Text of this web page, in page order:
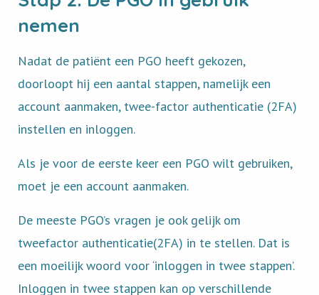
nemen
Nadat de patiënt een PGO heeft gekozen,
doorloopt hij een aantal stappen, namelijk een
account aanmaken, twee-factor authenticatie (2FA)
instellen en inloggen.
Als je voor de eerste keer een PGO wilt gebruiken,
moet je een account aanmaken.
De meeste PGO’s vragen je ook gelijk om
tweefactor authenticatie(2FA) in te stellen. Dat is
een moeilijk woord voor ‘inloggen in twee stappen’.
Inloggen in twee stappen kan op verschillende